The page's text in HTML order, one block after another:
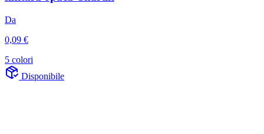
Da
0,09 €
5 colori
Disponibile